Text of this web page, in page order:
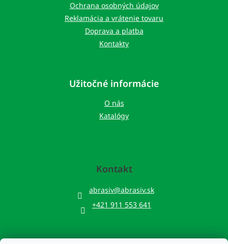
Ochrana osobných údajov
Reklamácia a vrátenie tovaru
Doprava a platba
Kontakty
Užitočné informácie
O nás
Katalógy
Kontakt
abrasiv@abrasiv.sk
+421 911 553 641